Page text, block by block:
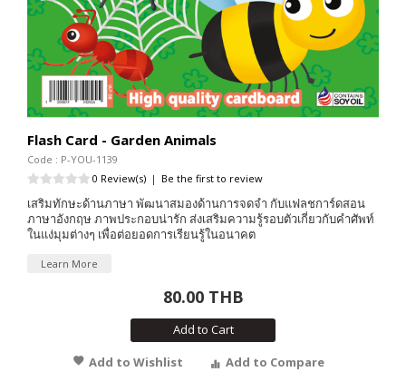
Flash Card - Garden Animals
Code : P-YOU-1139
0 Review(s) | Be the first to review
เสริมทักษะด้านภาษา พัฒนาสมองด้านการจดจำ กับแฟลชการ์ดสอน
ภาษาอังกฤษ ภาพประกอบน่ารัก ส่งเสริมความรู้รอบตัวเกี่ยวกับคำศัพท์
ในแง่มุมต่างๆ เพื่อต่อยอดการเรียนรู้ในอนาคต
Learn More
80.00 THB
Add to Cart
Add to Wishlist
Add to Compare